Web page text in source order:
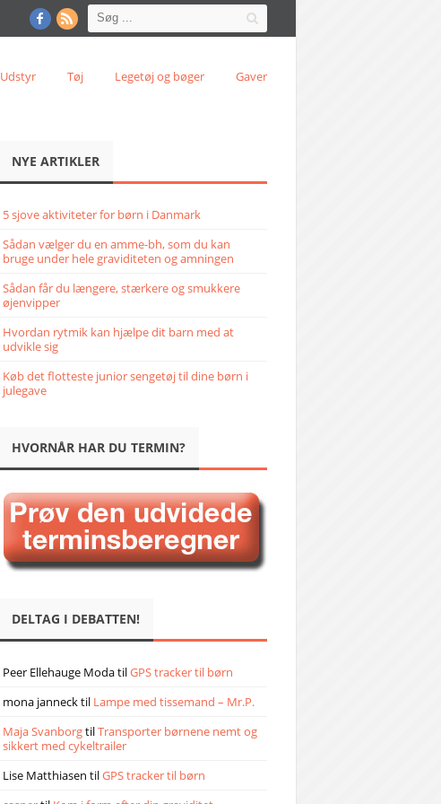
Udstyr Tøj Legetøj og bøger Gaver
NYE ARTIKLER
5 sjove aktiviteter for børn i Danmark
Sådan vælger du en amme-bh, som du kan
bruge under hele graviditeten og amningen
Sådan får du længere, stærkere og smukkere
øjenvipper
Hvordan rytmik kan hjælpe dit barn med at
udvikle sig
Køb det flotteste junior sengetøj til dine børn i
julegave
HVORNÅR HAR DU TERMIN?
DELTAG I DEBATTEN!
Peer Ellehauge ModatilGPS tracker til børn
mona jannecktil Lampe med tissemand – Mr.P.
Maja SvanborgtilTransporter børnene nemt og
sikkert med cykeltrailer
Lise Matthiasen tilGPS tracker til børn